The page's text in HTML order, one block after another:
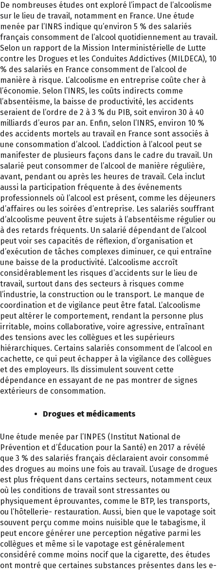
De nombreuses études ont exploré l’impact de l’alcoolisme
sur le lieu de travail, notamment en France. Une étude
menée par l’INRS indique qu’environ 5 % des salariés
français consomment de l’alcool quotidiennement au travail.
Selon un rapport de la Mission Interministérielle de Lutte
contre les Drogues et les Conduites Addictives (MILDECA), 10
% des salariés en France consomment de l’alcool de
manière à risque. L’alcoolisme en entreprise coûte cher à
l’économie. Selon l’INRS, les coûts indirects comme
l’absentéisme, la baisse de productivité, les accidents
seraient de l’ordre de 2 à 3 % du PIB, soit environ 30 à 40
milliards d’euros par an. Enfin, selon l’INRS, environ 10 %
des accidents mortels au travail en France sont associés à
une consommation d’alcool. L’addiction à l’alcool peut se
manifester de plusieurs façons dans le cadre du travail. Un
salarié peut consommer de l’alcool de manière régulière,
avant, pendant ou après les heures de travail. Cela inclut
aussi la participation fréquente à des événements
professionnels où l’alcool est présent, comme les déjeuners
d’affaires ou les soirées d’entreprise. Les salariés souffrant
d’alcoolisme peuvent être sujets à l’absentéisme régulier ou
à des retards fréquents. Un salarié dépendant de l’alcool
peut voir ses capacités de réflexion, d’organisation et
d’exécution de tâches complexes diminuer, ce qui entraîne
une baisse de la productivité. L’alcoolisme accroît
considérablement les risques d’accidents sur le lieu de
travail, surtout dans des secteurs à risques comme
l’industrie, la construction ou le transport. Le manque de
coordination et de vigilance peut être fatal. L’alcoolisme
peut altérer le comportement, rendant la personne plus
irritable, moins collaborative, voire agressive, entraînant
des tensions avec les collègues et les supérieurs
hiérarchiques. Certains salariés consomment de l’alcool en
cachette, ce qui peut échapper à la vigilance des collègues
et des employeurs. Ils dissimulent souvent cette
dépendance en essayant de ne pas montrer de signes
extérieurs de consommation.
Drogues et médicaments
Une étude menée par l’INPES (Institut National de
Prévention et d’Éducation pour la Santé) en 2017 a révélé
que 3 % des salariés français déclaraient avoir consommé
des drogues au moins une fois au travail. L’usage de drogues
est plus fréquent dans certains secteurs, notamment ceux
où les conditions de travail sont stressantes ou
physiquement éprouvantes, comme le BTP, les transports,
ou l’hôtellerie- restauration. Aussi, bien que le vapotage soit
souvent perçu comme moins nuisible que le tabagisme, il
peut encore générer une perception négative parmi les
collègues et même si le vapotage est généralement
considéré comme moins nocif que la cigarette, des études
ont montré que certaines substances présentes dans les e-